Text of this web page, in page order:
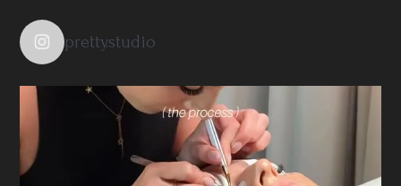
pretty.studio